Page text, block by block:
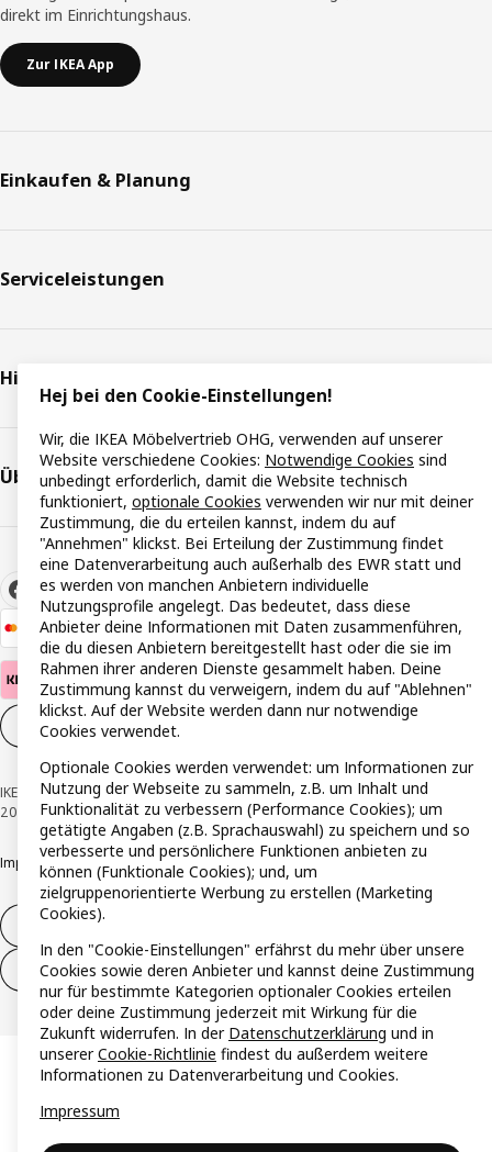
direkt im Einrichtungshaus.
Zur IKEA App
Einkaufen & Planung
Serviceleistungen
Hilfe & Support
Über IKEA
Cookie-Einstellungen
IKEA Österreich - Südring, 2334 Vösendorf © Inter IKEA Systems B.V. 1999-
2026
Impressum DatenschutzerklärungCookie RichtlinieResponsible Disclosure
Widerruf / Rückgabe
Widerrufsrecht ausüben (Services)
Hej bei den Cookie-Einstellungen!
Wir, die IKEA Möbelvertrieb OHG, verwenden auf unserer
Website verschiedene Cookies: Notwendige Cookies sind
unbedingt erforderlich, damit die Website technisch
funktioniert, optionale Cookies verwenden wir nur mit deiner
Zustimmung, die du erteilen kannst, indem du auf
"Annehmen" klickst. Bei Erteilung der Zustimmung findet
eine Datenverarbeitung auch außerhalb des EWR statt und
es werden von manchen Anbietern individuelle
Nutzungsprofile angelegt. Das bedeutet, dass diese
Anbieter deine Informationen mit Daten zusammenführen,
die du diesen Anbietern bereitgestellt hast oder die sie im
Rahmen ihrer anderen Dienste gesammelt haben. Deine
Zustimmung kannst du verweigern, indem du auf "Ablehnen"
klickst. Auf der Website werden dann nur notwendige
Cookies verwendet.
Optionale Cookies werden verwendet: um Informationen zur
Nutzung der Webseite zu sammeln, z.B. um Inhalt und
Funktionalität zu verbessern (Performance Cookies); um
getätigte Angaben (z.B. Sprachauswahl) zu speichern und so
verbesserte und persönlichere Funktionen anbieten zu
können (Funktionale Cookies); und, um
zielgruppenorientierte Werbung zu erstellen (Marketing
Cookies).
In den "Cookie-Einstellungen" erfährst du mehr über unsere
Cookies sowie deren Anbieter und kannst deine Zustimmung
nur für bestimmte Kategorien optionaler Cookies erteilen
oder deine Zustimmung jederzeit mit Wirkung für die
Zukunft widerrufen. In der Datenschutzerklärung und in
unsererCookie-Richtlinie findest du außerdem weitere
Informationen zu Datenverarbeitung und Cookies.
Impressum